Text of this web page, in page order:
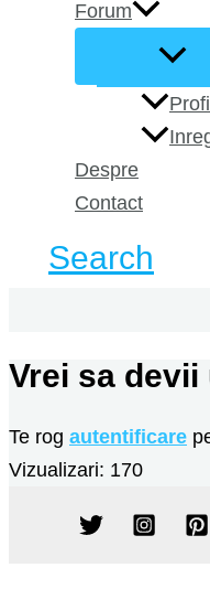
Forum
Profil
Despre
Contact
Search
Vrei sa devii
Te rog autentificare
Vizualizari: 170